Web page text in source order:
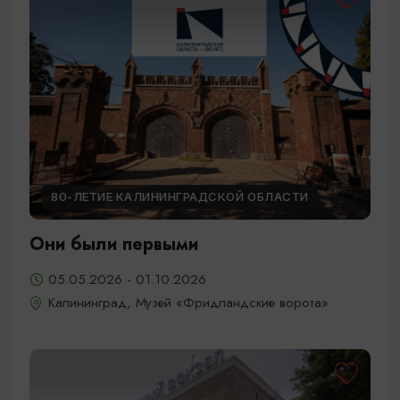
80-ЛЕТИЕ КАЛИНИНГРАДСКОЙ ОБЛАСТИ
Они были первыми
05.05.2026 - 01.10.2026
Калининград, Музей «Фридландские ворота»